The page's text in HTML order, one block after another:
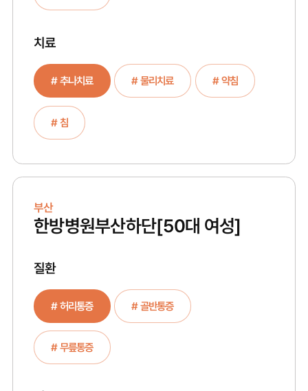
치료
# 추나치료 # 물리치료 # 약침
# 침
부산
한방병원부산하단[50대 여성]
질환
# 허리통증 # 골반통증
# 무릎통증